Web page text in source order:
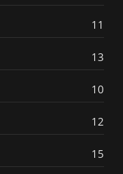
11
13
10
12
15